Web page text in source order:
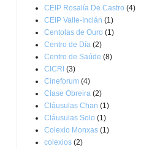
CEIP Rosalía De Castro (4)
CEIP Valle-Inclán (1)
Centolas de Ouro (1)
Centro de Día (2)
Centro de Saúde (8)
CICRI (3)
Cineforum (4)
Clase Obreira (2)
Cláusulas Chan (1)
Cláusulas Solo (1)
Colexio Monxas (1)
colexios (2)